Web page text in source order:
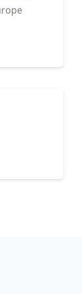
Ville